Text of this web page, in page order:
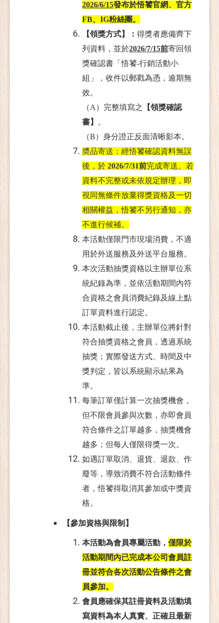
2026/6/15發布於悟饕官網、官方
FB、IG粉絲團。
【領獎方式】：得獎者應備齊下
列資料，並於2026/7/15前寄回領
獎確認書「悟饕-行銷活動小
組」，收件以郵戳為憑，逾期無
效。
（A）完整填寫之
【領獎確認
書】 。
（B）身分證正反面清晰影本。
奬品寄送：經悟饕確認資料無誤
後，於 2026/7/31前完成寄送。若
資料不完整或未依規定辦理，即
視同無條件放棄得獎資格及一切
相關權益，悟饕不另行通知，亦
不進行候補。
本活動僅限門市現場消費，不適
用於外送服務及外送平台服務。
本次活動抽獎資格以主辦單位系
統紀錄為準，並依活動期間內符
合資格之會員消費紀錄及線上點
訂單資料進行認定。
本活動截止後，主辦單位將針對
符合抽獎資格之會員，透過系統
抽獎；實際發送方式、時間及中
獎判定，皆以系統顯示結果為
準。
每筆訂單僅計算一次抽獎機會，
但不限會員參與次數，亦即會員
符合條件之訂單越多，抽獎機會
越多；但每人僅限得獎一次。
如遇訂單取消、退貨、退款、作
廢等，導致消費不符合活動條件
者，悟饕得取消其參加或中獎資
格。
【參加資格與限制】
本活動為會員專屬活動，僅限於
活動期間內已完成本公司會員註
冊並符合各次活動公告條件之會
員參加。
會員應確保其註冊資料及活動填
寫資料為本人真實、正確且最新